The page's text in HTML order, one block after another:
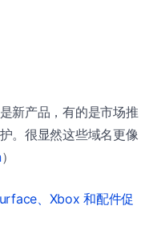
新产品，有的是市场推
。很显然这些域名更像
）
、Xbox 和配件促